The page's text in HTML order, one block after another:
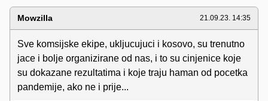
Mowzilla 21.09.23. 14:35
Sve komsijske ekipe, ukljucujuci i kosovo, su trenutno
jace i bolje organizirane od nas, i to su cinjenice koje
su dokazane rezultatima i koje traju haman od pocetka
pandemije, ako ne i prije...